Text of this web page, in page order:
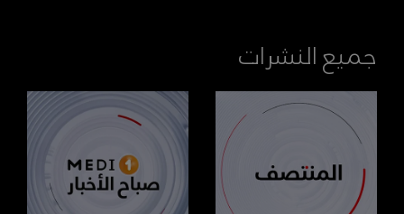
جميع النشرات